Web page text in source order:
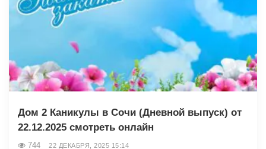
Дом 2 Каникулы в Сочи (Дневной выпуск) от
22.12.2025 смотреть онлайн
744 22 ДЕКАБРЯ, 2025 15:14